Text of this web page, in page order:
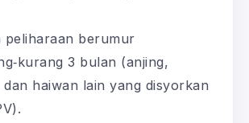
peliharaan berumur
3 bulan (anjing,
dan haiwan lain yang disyorkan